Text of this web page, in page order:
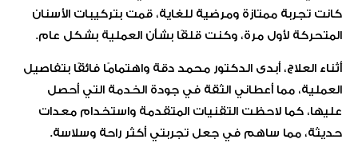
كانت تجربة ممتازة ومرضية للغاية، قمت بتركيبات الأسنان
المتحركة لأول مرة، وكنت قلقًا بشأن العملية بشكل عام.
أثناء العلاج، أبدى الدكتور محمد دقة واهتمامًا فائقًا بتفاصيل
العملية، مما أعطاني الثقة في جودة الخدمة التي أحصل
عليها، كما لاحظت التقنيات المتقدمة واستخدام معدات
حديثة، مما ساهم في جعل تجربتي أكثر راحة وسلاسة.